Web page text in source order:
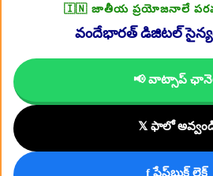
🇮🇳 జాతీయ ప్రయోజనాలే
వందేభారత్ డిజిటల్
📢 వాట్సాప్
𝕏 ఫాలో
f ఫేస్‌బుక్ లైక్